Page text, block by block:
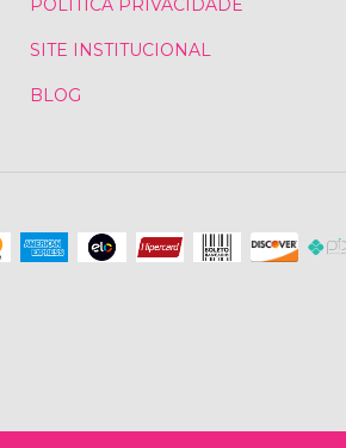
POLÍTICA PRIVACIDADE
SITE INSTITUCIONAL
BLOG